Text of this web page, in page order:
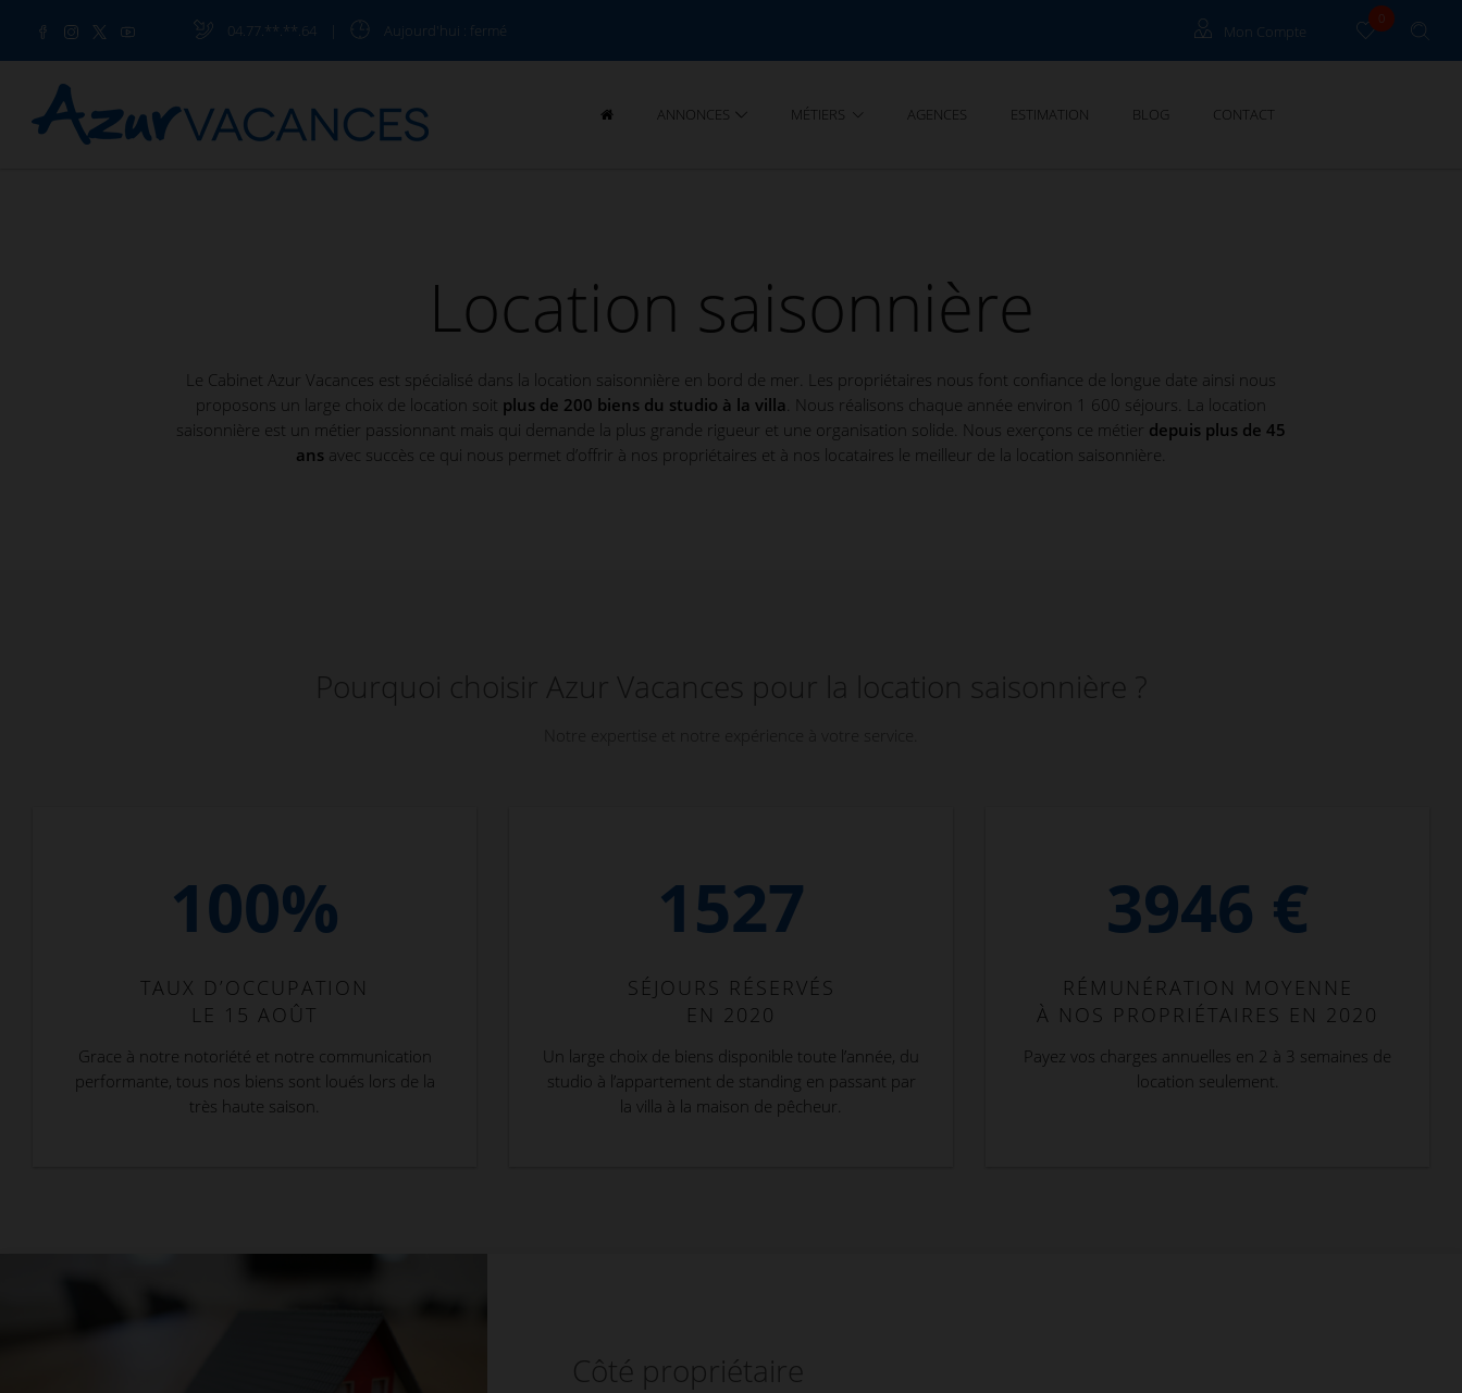
04.77.**.**.64 Aujourd'hui : fermé Mon Compte
ANNONCES MÉTIERS AGENCES ESTIMATION BLOG CONTACT
Location saisonnière
Le Cabinet Azur Vacances est spécialisé dans la location saisonnière en bord de mer. Les propriétaires nous font confiance de longue date ainsi nous
proposons un large choix de location soit plus de 200 biens du studio à la villa . Nous réalisons chaque année environ 1 600 séjours. La location
saisonnière est un métier passionnant mais qui demande la plus grande rigueur et une organisation solide. Nous exerçons ce métier depuis plus de 45
ans avec succès ce qui nous permet d’offrir à nos propriétaires et à nos locataires le meilleur de la location saisonnière.
Pourquoi choisir Azur Vacances pour la location saisonnière ?
100%
TAUX D’OCCUPATION
LE 15 AOÛT
Grace à notre notoriété et notre communication
performante, tous nos biens sont loués lors de la
très haute saison.
1527
SÉJOURS RÉSERVÉS
EN 2020
Un large choix de biens disponible toute l’année, du
studio à l’appartement de standing en passant par
la villa à la maison de pêcheur.
3946 €
RÉMUNÉRATION MOYENNE
À NOS PROPRIÉTAIRES EN 2020
Payez vos charges annuelles en 2 à 3 semaines de
location seulement.
Côté propriétaire